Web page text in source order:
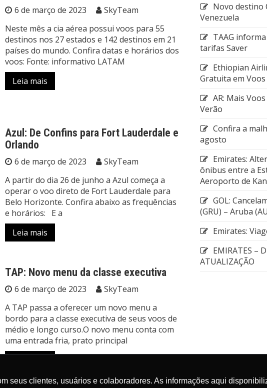
seus clientes, usuários e colaboradores. As informações aqui
6 de março de 2023
SkyTeam
Neste mês a cia aérea possui voos para 55
destinos nos 27 estados e 142 destinos em 21
países do mundo. Confira datas e horários dos
voos: Fonte: informativo LATAM
Leia mais
Azul: De Confins para Fort Lauderdale e
Orlando
6 de março de 2023
SkyTeam
A partir do dia 26 de junho a Azul começa a
operar o voo direto de Fort Lauderdale para
Belo Horizonte. Confira abaixo as frequências
e horários: E a
Leia mais
TAP: Novo menu da classe executiva
6 de março de 2023
SkyTeam
A TAP passa a oferecer um novo menu a
bordo para a classe executiva de seus voos de
médio e longo curso.O novo menu conta com
uma entrada fria, prato principal
Novo destino
Venezuela
TAAG
tarifas Saver
Ethiopian
Gratuita em
AR: Mais
Verão
Confira a
agosto
Emirates:
ônibus entre a
Aeroporto de
GOL:
(GRU) – Aruba
Emirates:
EMIRATES –
ATUALIZAÇÃO